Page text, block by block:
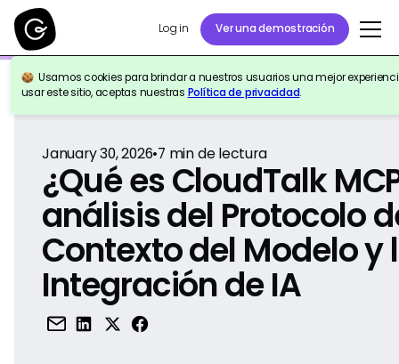
Log in Ver una demostración
Usamos cookies para brindar a nuestros usuarios una mejor
usar este sitio, aceptas nuestras Política de privacidad.
Volver a la Referencia
January 30, 2026•7 min de lectura
¿Qué es CloudTalk
análisis del Protocolo
Contexto del Modelo y
Integración de IA